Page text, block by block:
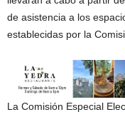
de asistencia a los
establecidas por la
La Comisión Especial